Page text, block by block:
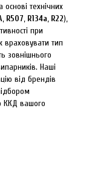
технічних
, R507, R134a, R22),
при
враховувати тип
зовнішнього
Наші
від брендів
ККД вашого